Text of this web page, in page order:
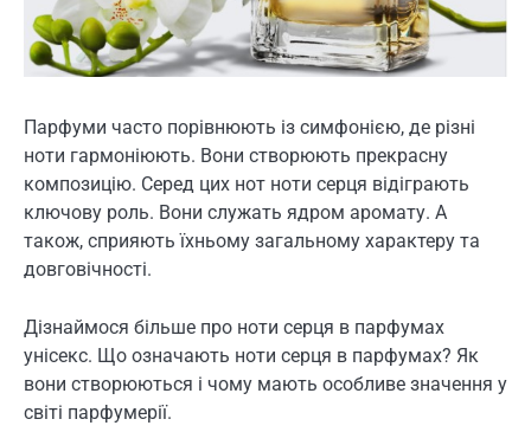
Парфуми часто порівнюють із симфонією, де різні
ноти гармоніюють. Вони створюють прекрасну
композицію. Серед цих нот ноти серця відіграють
ключову роль. Вони служать ядром аромату. А
також, сприяють їхньому загальному характеру та
довговічності.
Дізнаймося більше про ноти серця в парфумах
унісекс. Що означають ноти серця в парфумах? Як
вони створюються і чому мають особливе значення у
світі парфумерії.